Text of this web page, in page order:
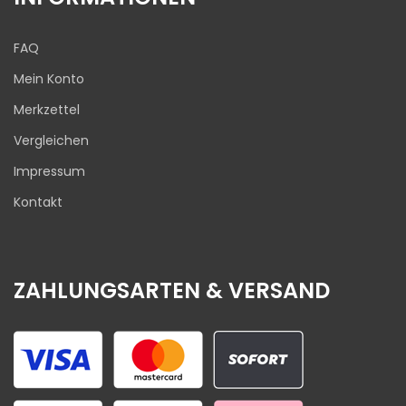
FAQ
Mein Konto
Merkzettel
Vergleichen
Impressum
Kontakt
ZAHLUNGSARTEN & VERSAND